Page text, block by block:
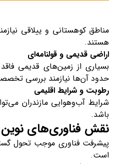
مناطق کوهستانی و ییلاقی
هستند.
اراضی قدیمی و قولنامه‌ای
بسیاری از زمین‌های قدیمی
حدود آن‌ها نیازمند بررسی
رطوبت و شرایط اقلیمی
شرایط آب‌وهوایی مازندران
باشد.
نقش فناوری‌های نوین
پیشرفت فناوری موجب تحول
است.